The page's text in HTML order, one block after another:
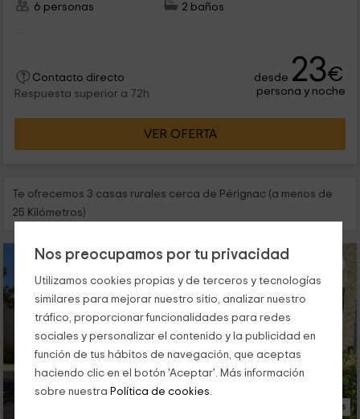
Nos preocupamos por tu privacidad
Utilizamos cookies propias y de terceros y tecnologías
similares para mejorar nuestro sitio, analizar nuestro
tráfico, proporcionar funcionalidades para redes
sociales y personalizar el contenido y la publicidad en
función de tus hábitos de navegación, que aceptas
haciendo clic en el botón 'Aceptar'. Más información
sobre nuestra Política de cookies.
6 personas
2 baños
...
Contacto directo
Respuesta superior a 72h
desde 23€
persona y noche
VER OFERTA
Te ofrecemos 3 casas rurales cerca de Pérignac (a menos de
25 Kilómetros)
33 Fotos